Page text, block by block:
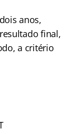
anos,
final,
a critério